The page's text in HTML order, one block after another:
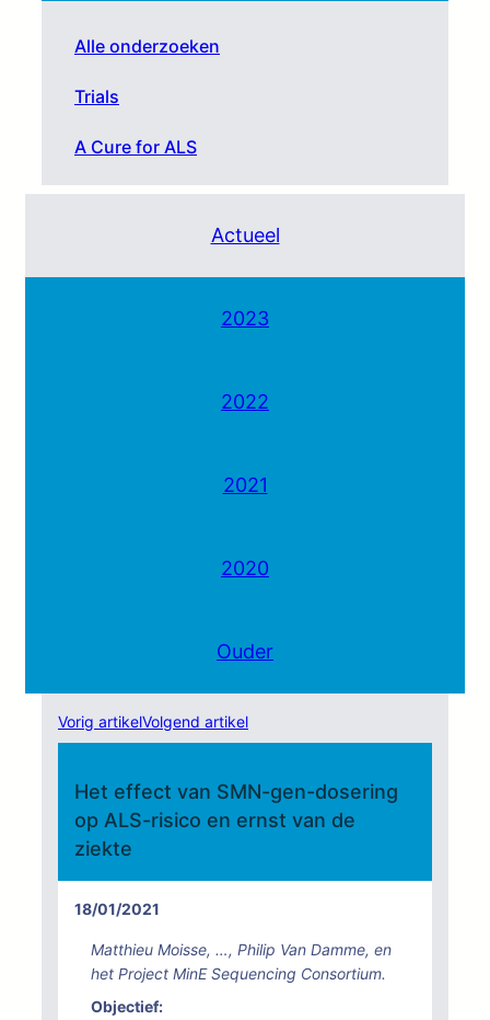
Alle onderzoeken
Trials
A Cure for ALS
Actueel
2023
2022
2021
2020
Ouder
Vorig artikelVolgend artikel
Het effect van SMN-gen-dosering
op ALS-risico en ernst van de
ziekte
18/01/2021
Matthieu Moisse, …, Philip Van Damme, en
het Project MinE Sequencing Consortium.
Objectief: